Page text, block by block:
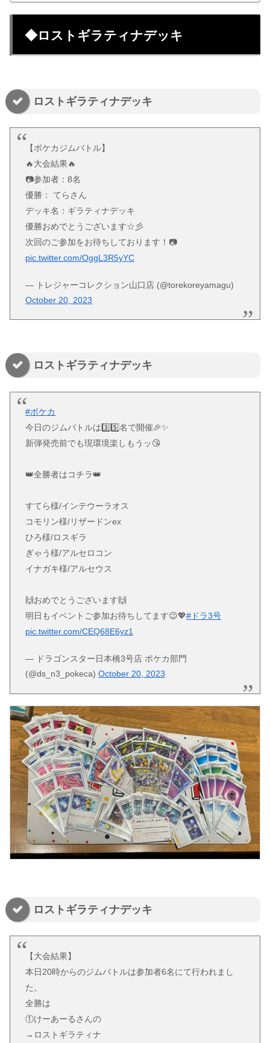
◆ロストギラティナデッキ
ロストギラティナデッキ
【ポケカジムバトル】
🔥大会結果🔥
📷参加者：8名
優勝： てらさん
デッキ名：ギラティナデッキ
優勝おめでとうございます☆彡
次回のご参加をお待ちしております！📷
pic.twitter.com/OggL3R5yYC
— トレジャーコレクション山口店 (@torekoreyamagu)
October 20, 2023
ロストギラティナデッキ
#ポケカ
今日のジムバトルは3️⃣5️⃣名で開催🎉✨
新弾発売前でも現環境楽しもうッ😘
👑全勝者はコチラ👑
すてら様/インテウーラオス
コモリン様/リザードンex
ひろ様/ロスギラ
ぎゃう様/アルセロコン
イナガキ様/アルセウス
🙌おめでとうございます🙌
明日もイベントご参加お待ちしてます😉💖#ドラ3号
pic.twitter.com/CEQ68E6yz1
— ドラゴンスター日本橋3号店 ポケカ部門
(@ds_n3_pokeca)October 20, 2023
ロストギラティナデッキ
【大会結果】
本日20時からのジムバトルは参加者6名にて行われまし
た。
全勝は
①けーあーるさんの
→ロストギラティナ